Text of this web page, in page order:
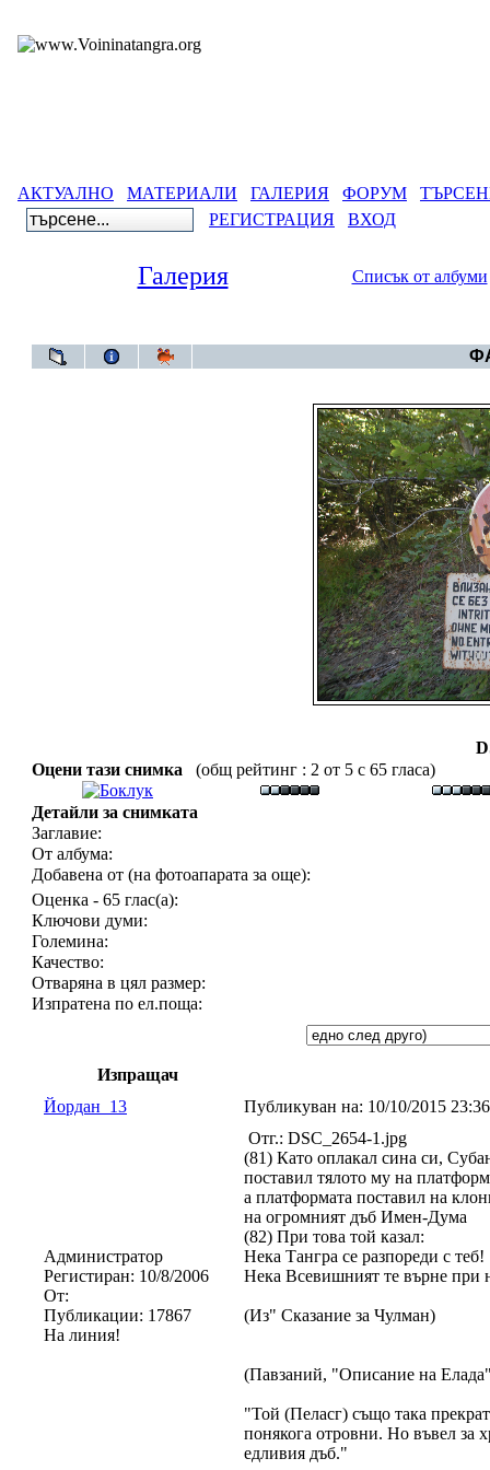
АКТУАЛНО МАТЕРИАЛИ ГАЛЕРИЯ ФОРУМ
РЕГИСТРАЦИЯ
ВХОД
Галерия Списък от албуми
Оцени тази снимка
(общ рейтинг : 2 от 5 с 65 гласа)
Детайли за снимката
Заглавие:
От албума:
Добавена от (на фотоапарата за още):
Оценка - 65 глас(а):
Ключови думи:
Големина:
Качество:
Отваряна в цял размер:
Изпратена по ел.поща:
Изпращач
Йордан_13
Публикуван на: 10/10/2015
Администратор
Регистиран: 10/8/2006
От:
Публикации: 17867
На линия!
Отг.: DSC_2654-1.jpg
(81) Като оплакал сина си,
поставил тялото му на
а платформата поставил на
на огромният дъб Имен-Дума
(82) При това той казал:
Нека Тангра се разпореди с теб!
Нека Всевишният те върне при
(Из" Сказание за Чулман)
(Павзаний, "Описание на
"Той (Пеласг) също така
понякога отровни. Но въвел за
едливия дъб."